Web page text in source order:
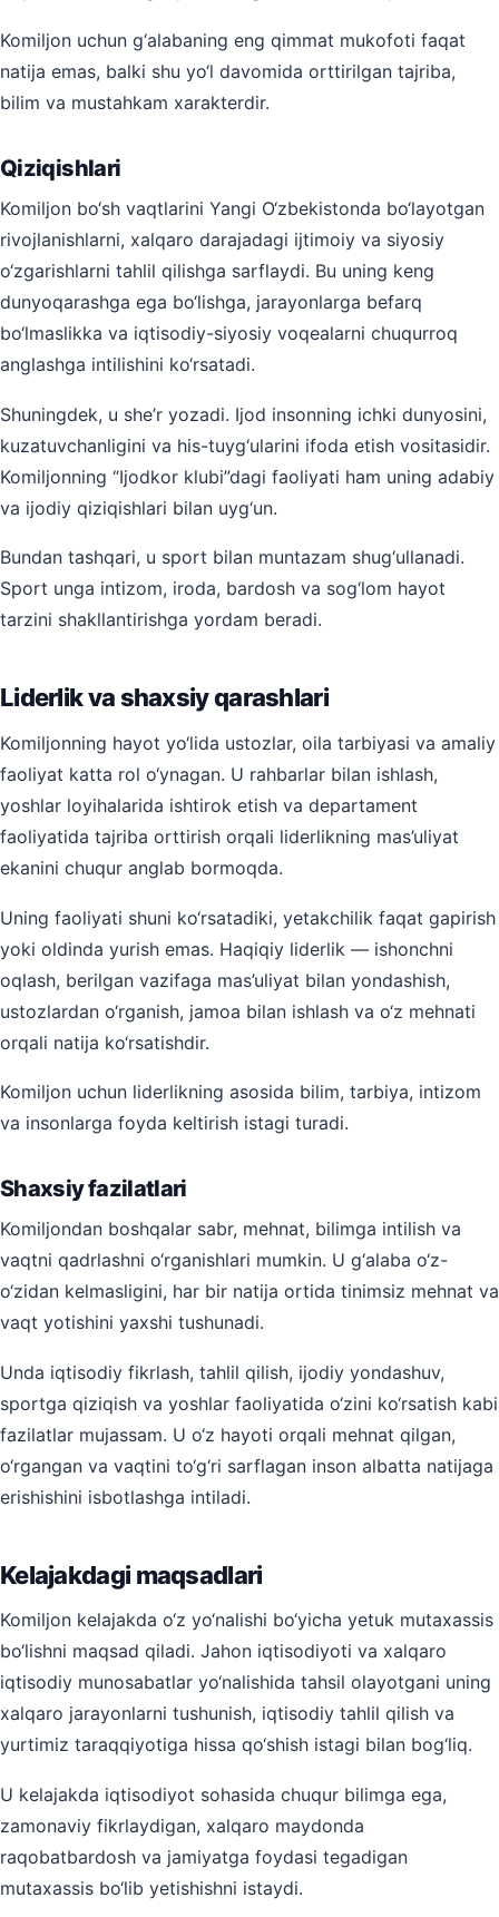
Komiljon uchun g‘alabaning eng qimmat mukofoti faqat
natija emas, balki shu yo‘l davomida orttirilgan tajriba,
bilim va mustahkam xarakterdir.
Qiziqishlari
Komiljon bo‘sh vaqtlarini Yangi O‘zbekistonda bo‘layotgan
rivojlanishlarni, xalqaro darajadagi ijtimoiy va siyosiy
o‘zgarishlarni tahlil qilishga sarflaydi. Bu uning keng
dunyoqarashga ega bo‘lishga, jarayonlarga befarq
bo‘lmaslikka va iqtisodiy-siyosiy voqealarni chuqurroq
anglashga intilishini ko‘rsatadi.
Shuningdek, u she’r yozadi. Ijod insonning ichki dunyosini,
kuzatuvchanligini va his-tuyg‘ularini ifoda etish vositasidir.
Komiljonning “Ijodkor klubi”dagi faoliyati ham uning adabiy
va ijodiy qiziqishlari bilan uyg‘un.
Bundan tashqari, u sport bilan muntazam shug‘ullanadi.
Sport unga intizom, iroda, bardosh va sog‘lom hayot
tarzini shakllantirishga yordam beradi.
Liderlik va shaxsiy qarashlari
Komiljonning hayot yo‘lida ustozlar, oila tarbiyasi va amaliy
faoliyat katta rol o‘ynagan. U rahbarlar bilan ishlash,
yoshlar loyihalarida ishtirok etish va departament
faoliyatida tajriba orttirish orqali liderlikning mas’uliyat
ekanini chuqur anglab bormoqda.
Uning faoliyati shuni ko‘rsatadiki, yetakchilik faqat gapirish
yoki oldinda yurish emas. Haqiqiy liderlik — ishonchni
oqlash, berilgan vazifaga mas’uliyat bilan yondashish,
ustozlardan o‘rganish, jamoa bilan ishlash va o‘z mehnati
orqali natija ko‘rsatishdir.
Komiljon uchun liderlikning asosida bilim, tarbiya, intizom
va insonlarga foyda keltirish istagi turadi.
Shaxsiy fazilatlari
Komiljondan boshqalar sabr, mehnat, bilimga intilish va
vaqtni qadrlashni o‘rganishlari mumkin. U g‘alaba o‘z-
o‘zidan kelmasligini, har bir natija ortida tinimsiz mehnat va
vaqt yotishini yaxshi tushunadi.
Unda iqtisodiy fikrlash, tahlil qilish, ijodiy yondashuv,
sportga qiziqish va yoshlar faoliyatida o‘zini ko‘rsatish kabi
fazilatlar mujassam. U o‘z hayoti orqali mehnat qilgan,
o‘rgangan va vaqtini to‘g‘ri sarflagan inson albatta natijaga
erishishini isbotlashga intiladi.
Kelajakdagi maqsadlari
Komiljon kelajakda o‘z yo‘nalishi bo‘yicha yetuk mutaxassis
bo‘lishni maqsad qiladi. Jahon iqtisodiyoti va xalqaro
iqtisodiy munosabatlar yo‘nalishida tahsil olayotgani uning
xalqaro jarayonlarni tushunish, iqtisodiy tahlil qilish va
yurtimiz taraqqiyotiga hissa qo‘shish istagi bilan bog‘liq.
U kelajakda iqtisodiyot sohasida chuqur bilimga ega,
zamonaviy fikrlaydigan, xalqaro maydonda
raqobatbardosh va jamiyatga foydasi tegadigan
mutaxassis bo‘lib yetishishni istaydi.